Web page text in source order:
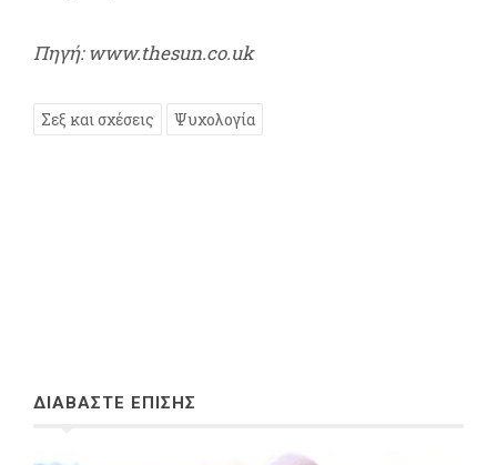
Πηγή: www.thesun.co.uk
Σεξ και σχέσεις Ψυχολογία
ΔΙΑΒΑΣΤΕ ΕΠΙΣΗΣ